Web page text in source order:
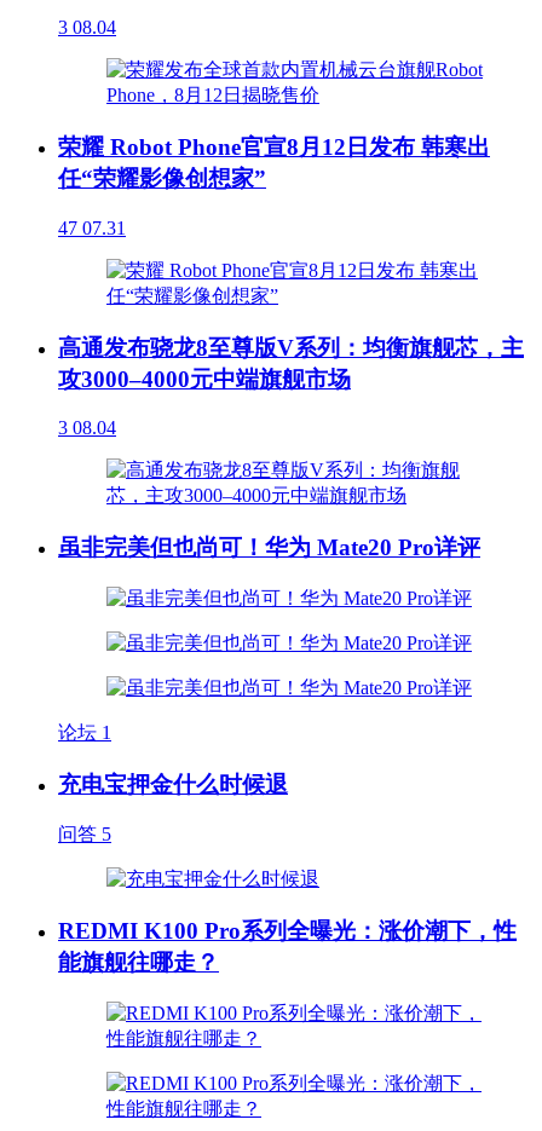
3 08.04
荣耀 Robot Phone官宣8月12日发布 韩寒出
任“荣耀影像创想家”
47 07.31
高通发布骁龙8至尊版V系列：均衡旗舰芯，主
攻3000–4000元中端旗舰市场
3 08.04
虽非完美但也尚可！华为 Mate20 Pro详评
论坛 1
充电宝押金什么时候退
问答 5
REDMI K100 Pro系列全曝光：涨价潮下，性
能旗舰往哪走？